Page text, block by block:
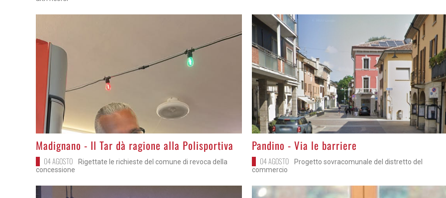
>Madignano - Il Tar dà ragione alla Polisportiva
04 AGOSTO
Rigettate le richieste del comune di revoca della
concessione
>
Pandino - Via le barriere
04 AGOSTO
Progetto sovracomunale del distretto del
commercio